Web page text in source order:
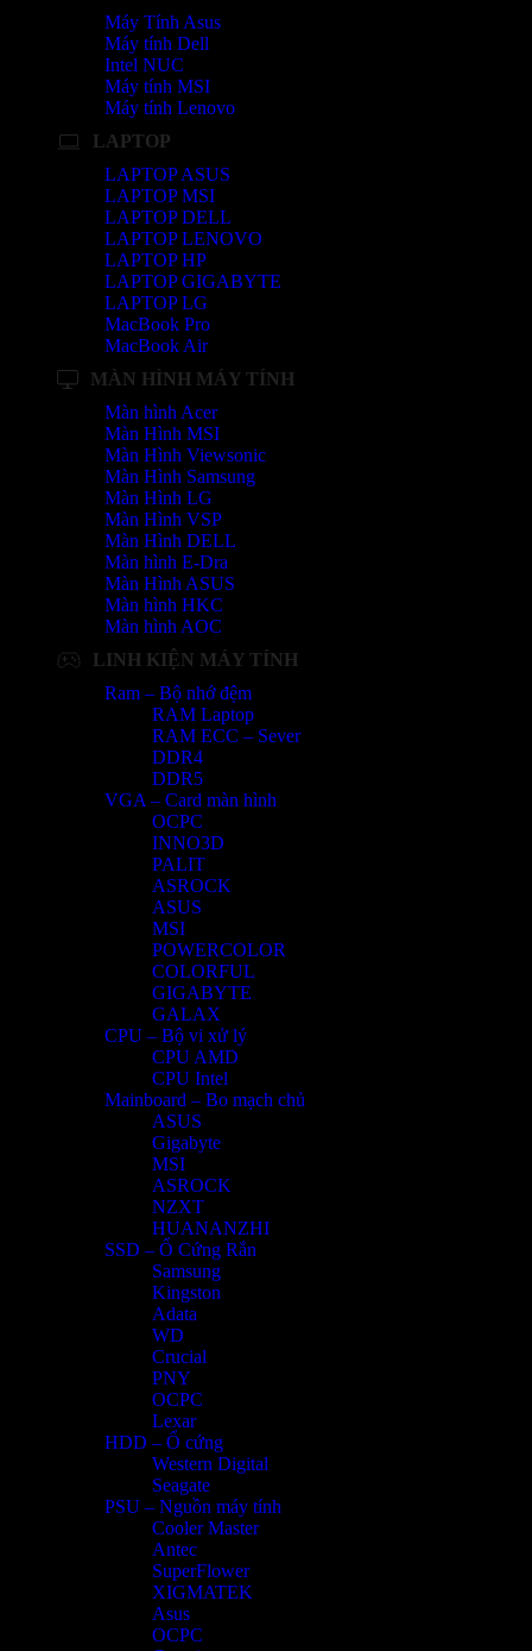
Máy Tính Asus
Máy tính Dell
Intel NUC
Máy tính MSI
Máy tính Lenovo
LAPTOP
LAPTOP ASUS
LAPTOP MSI
LAPTOP DELL
LAPTOP LENOVO
LAPTOP HP
LAPTOP GIGABYTE
LAPTOP LG
MacBook Pro
MacBook Air
MÀN HÌNH MÁY TÍNH
Màn hình Acer
Màn Hình MSI
Màn Hình Viewsonic
Màn Hình Samsung
Màn Hình LG
Màn Hình VSP
Màn Hình DELL
Màn hình E-Dra
Màn Hình ASUS
Màn hình HKC
Màn hình AOC
LINH KIỆN MÁY TÍNH
Ram – Bộ nhớ đệm
RAM Laptop
RAM ECC – Sever
DDR4
DDR5
VGA – Card màn hình
OCPC
INNO3D
PALIT
ASROCK
ASUS
MSI
POWERCOLOR
COLORFUL
GIGABYTE
GALAX
CPU – Bộ vi xử lý
CPU AMD
CPU Intel
Mainboard – Bo mạch chủ
ASUS
Gigabyte
MSI
ASROCK
NZXT
HUANANZHI
SSD – Ổ Cứng Rắn
Samsung
Kingston
Adata
WD
Crucial
PNY
OCPC
Lexar
HDD – Ổ cứng
Western Digital
Seagate
PSU – Nguồn máy tính
Cooler Master
Antec
SuperFlower
XIGMATEK
Asus
OCPC